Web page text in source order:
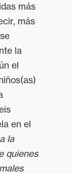
más
más
la
el
en el
la
quienes